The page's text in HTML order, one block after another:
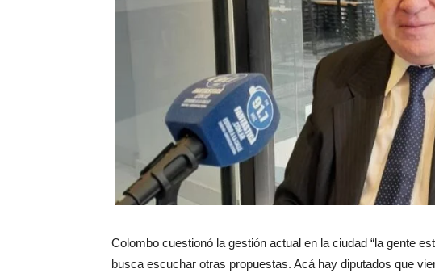
Colombo cuestionó la gestión actual en la ciudad “la gente
busca escuchar otras propuestas. Acá hay diputados que